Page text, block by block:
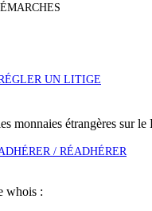
UN LITIGE
/ RÉADHÉRER
monnaies étrangères
whois :